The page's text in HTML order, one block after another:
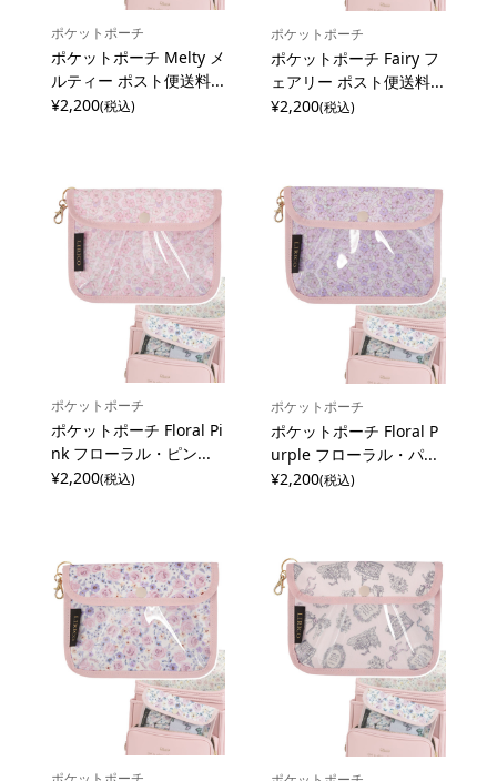
ポケットポーチ
ポケットポーチ Melty メ
ルティー ポスト便送料...
¥2,200(税込)
ポケットポーチ
ポケットポーチ Fairy フ
ェアリー ポスト便送料...
¥2,200(税込)
ポケットポーチ
ポケットポーチ Floral Pi
nk フローラル・ピン...
¥2,200(税込)
ポケットポーチ
ポケットポーチ Floral P
urple フローラル・パ...
¥2,200(税込)